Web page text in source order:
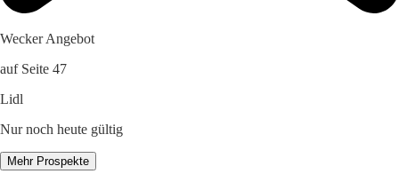
Wecker Angebot
auf Seite 47
Lidl
Nur noch heute gültig
Mehr Prospekte